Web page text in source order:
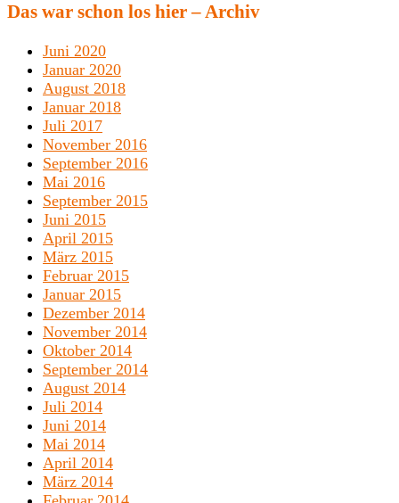
Das war schon los hier – Archiv
Juni 2020
Januar 2020
August 2018
Januar 2018
Juli 2017
November 2016
September 2016
Mai 2016
September 2015
Juni 2015
April 2015
März 2015
Februar 2015
Januar 2015
Dezember 2014
November 2014
Oktober 2014
September 2014
August 2014
Juli 2014
Juni 2014
Mai 2014
April 2014
März 2014